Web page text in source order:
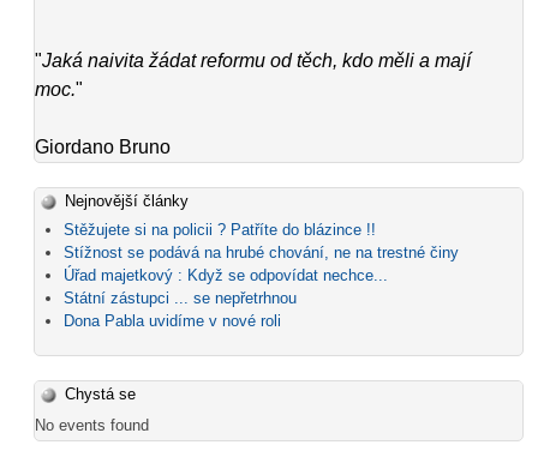
"Jaká naivita žádat reformu od těch, kdo měli a mají
moc."
Giordano Bruno
Nejnovější články
Stěžujete si na policii ? Patříte do blázince !!
Stížnost se podává na hrubé chování, ne na trestné činy
Úřad majetkový : Když se odpovídat nechce...
Státní zástupci ... se nepřetrhnou
Dona Pabla uvidíme v nové roli
Chystá se
No events found